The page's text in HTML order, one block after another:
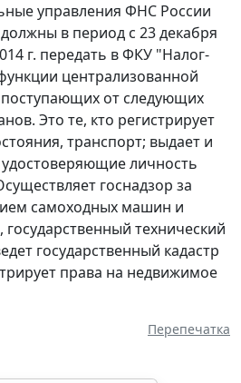
управления ФНС России
в период с 23 декабря
г. передать в ФКУ "Налог-
централизованной
от следующих
Это те, кто регистрирует
транспорт; выдает и
личность
госнадзор за
самоходных машин и
государственный технический
государственный кадастр
права на недвижимое
Перепечатка